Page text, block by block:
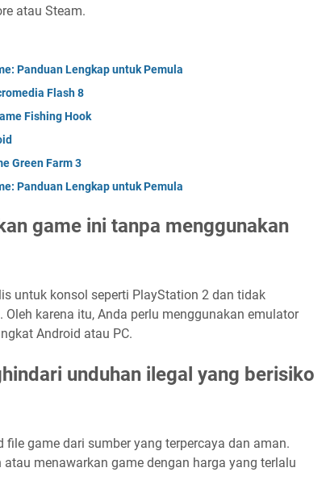
atau Steam.
Panduan Lengkap untuk Pemula
Flash 8
Fishing Hook
Green Farm 3
Panduan Lengkap untuk Pemula
game ini tanpa menggunakan
untuk konsol seperti PlayStation 2 dan tidak
karena itu, Anda perlu menggunakan emulator
Android atau PC.
unduhan ilegal yang berisiko
game dari sumber yang terpercaya dan aman.
menawarkan game dengan harga yang terlalu